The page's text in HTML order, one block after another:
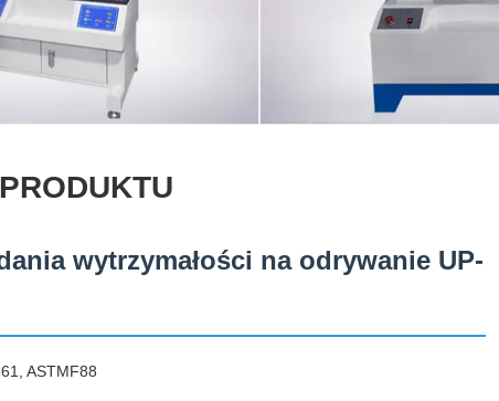
wytrzymałości na odrywanie UP-
ASTMF88